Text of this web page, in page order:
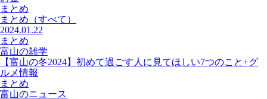
まとめ
まとめ （すべて）
2024.01.22
まとめ
富山の雑学
【富山の冬2024】初めて過ごす人に見てほしい7つのこと+グ
ルメ情報
まとめ
富山のニュース